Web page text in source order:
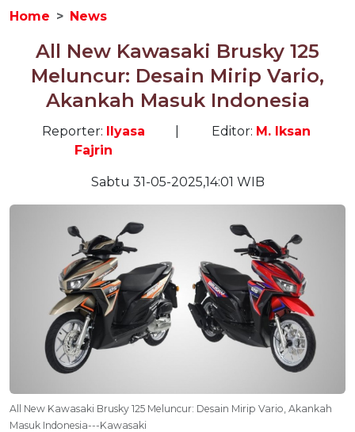
Home News
All New Kawasaki Brusky 125
Meluncur: Desain Mirip Vario,
Akankah Masuk Indonesia
Reporter: Ilyasa
Fajrin
Editor: M. Iksan
Sabtu 31-05-2025,14:01 WIB
All New Kawasaki Brusky 125 Meluncur: Desain Mirip Vario, Akankah
Masuk Indonesia---Kawasaki